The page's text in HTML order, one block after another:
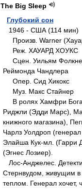
The Big Sleep
Глубокий сон
1946 - США (114 мин)
Произв Warner (
Реж ХАУАРД ХОУКС
Сцен Уильям
Реймонда Чандлера
Опер Сид Хикокс
Муз Макс Стайнер
В ролях Хамфри
Риджли (Эдди Марс),
книжного магазина),
Чарлз Уолдроп (генерал
Элайша Кук-мл . (Гарри
(Эгнес Лозиер).
Лос-Анджелес
Стернвудом живущим в
теплом
Генерал хочет,